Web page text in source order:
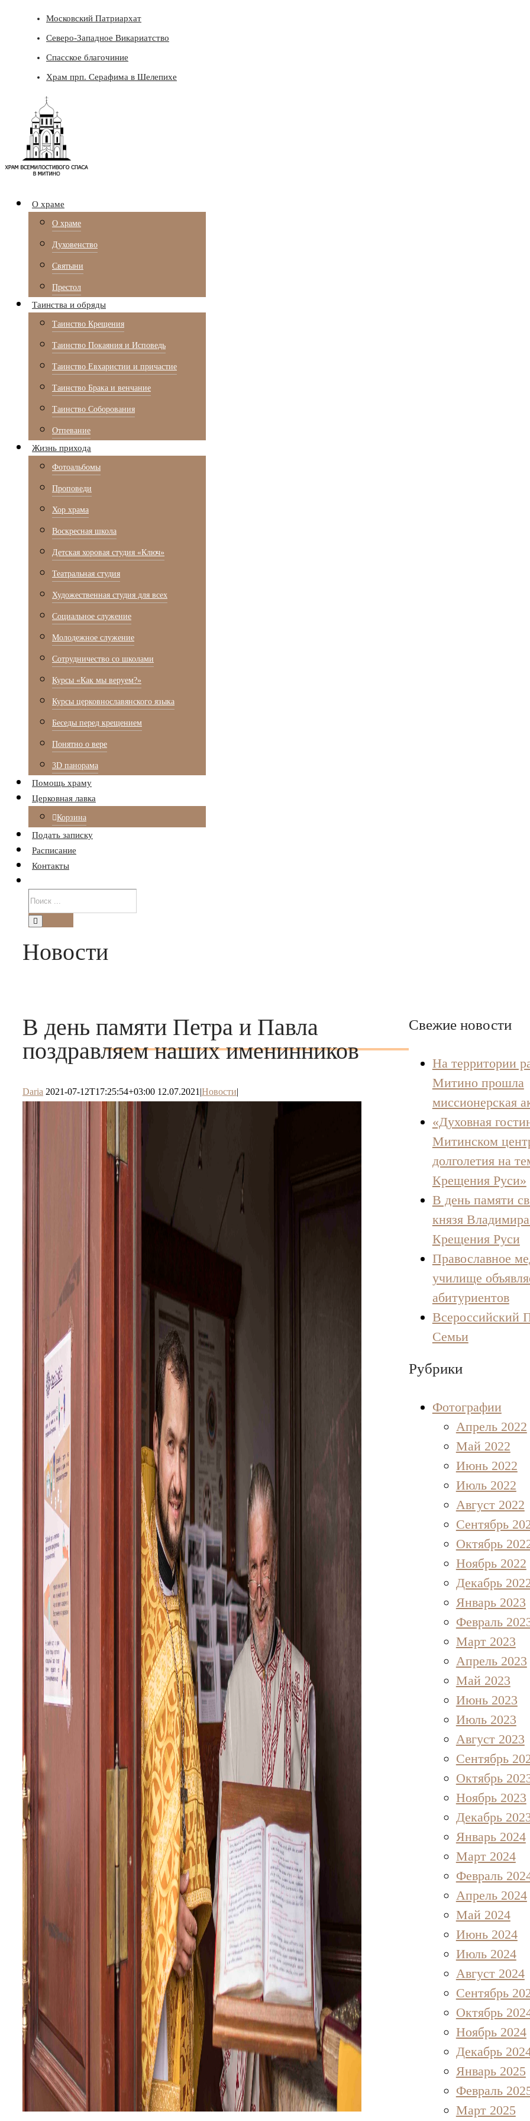
Московский Патриархат
Северо-Западное Викариатство
Спасское благочиние
Храм прп. Серафима в Шелепихе
О храме
О храме
Духовенство
Святыни
Престол
Таинства и обряды
Таинство Крещения
Таинство Покаяния и Исповедь
Таинство Евхаристии и причастие
Таинство Брака и венчание
Таинство Соборования
Отпевание
Жизнь прихода
Фотоальбомы
Проповеди
Хор храма
Воскресная школа
Детская хоровая студия «Ключ»
Театральная студия
Х​удожественная студия для всех
Социальное служение
Молодежное служение
Сотрудничество со школами
Курсы «Как мы веруем?»
Курсы церковнославянского языка
Беседы перед крещением
Понятно о вере
3D панорама
Помощь храму
Церковная лавка
Корзина
Подать записку
Расписание
Контакты
Новости
В день памяти Петра и Павла
поздравляем наших именинников
Daria 2021-07-12T17:25:54+03:00 12.07.2021 |Новости|
Свежие новости
На территории
Митино прошла
миссионерская
«Духовная
Митинском
долголетия на
Крещения Руси»
В день памяти
князя
Крещения Руси
Православное
училище
абитуриентов
Всероссийский
Семьи
Рубрики
Фотографии
Апрель 2022
Май 2022
Июнь 2022
Июль 2022
Август 2022
Сентябрь
Октябрь
Ноябрь 2022
Декабрь
Январь 2023
Февраль
Март 2023
Апрель 2023
Май 2023
Июнь 2023
Июль 2023
Август 2023
Сентябрь
Октябрь
Ноябрь 2023
Декабрь
Январь 2024
Март 2024
Февраль
Апрель 2024
Май 2024
Июнь 2024
Июль 2024
Август 2024
Сентябрь
Октябрь
Ноябрь 2024
Декабрь
Январь 2025
Февраль
Март 2025